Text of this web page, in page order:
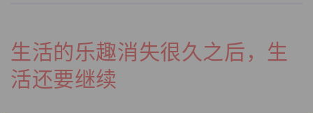
生活的乐趣消失很久之后，生
活还要继续